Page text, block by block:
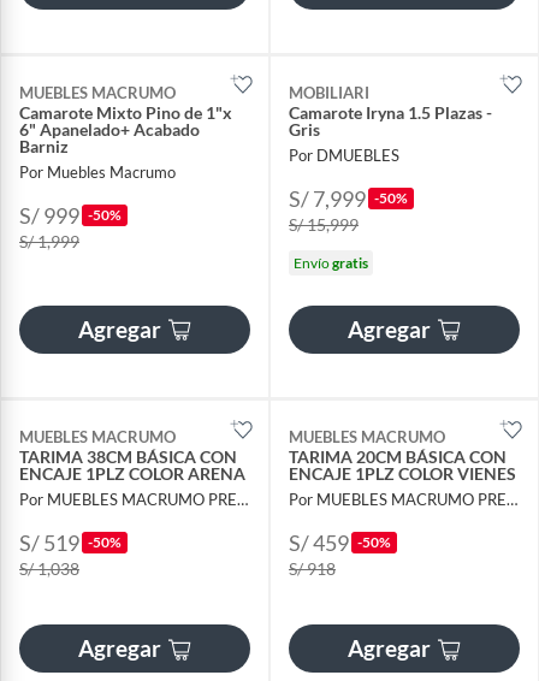
MUEBLES MACRUMO
Camarote Mixto Pino de 1"x
6" Apanelado+ Acabado
Barniz
Por Muebles Macrumo
S/ 999 -50%
S/ 1,999
Agregar
MOBILIARI
Camarote Iryna 1.5 Plazas -
Gris
Por DMUEBLES
S/ 7,999 -50%
S/ 15,999
Envíogratis
Agregar
MUEBLES MACRUMO
TARIMA 38CM BÁSICA CON
ENCAJE 1PLZ COLOR ARENA
Por MUEBLES MACRUMO PREMIUN
S/ 519 -50%
S/ 1,038
Agregar
MUEBLES MACRUMO
TARIMA 20CM BÁSICA CON
ENCAJE 1PLZ COLOR VIENES
Por MUEBLES MACRUMO PREMIUN
S/ 459 -50%
S/ 918
Agregar